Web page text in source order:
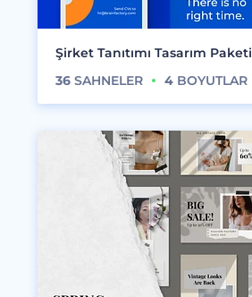
Şirket Tanıtımı Tasarım Paketi
36 SAHNELER 4 BOYUTLAR